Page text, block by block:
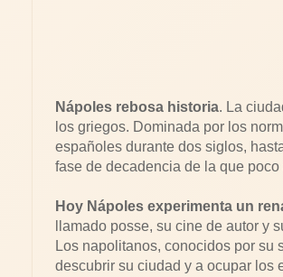
Nápoles rebosa historia. La
los griegos. Dominada por los
españoles durante dos siglos,
fase de decadencia de la que
Hoy Nápoles experimenta un
llamado posse, su cine de autor y
Los napolitanos, conocidos por su
descubrir su ciudad y a ocupar los